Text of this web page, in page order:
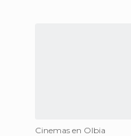
Cinemas en Olbia